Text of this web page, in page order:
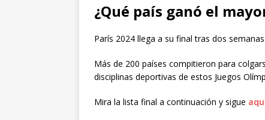
¿Qué país ganó el
París 2024 llega a su final tras dos
Más de 200 países compitieron para
disciplinas deportivas de estos Juegos
Mira la lista final a continuación y sigue